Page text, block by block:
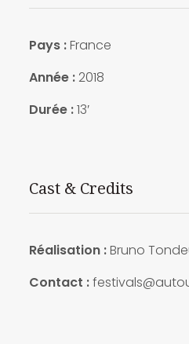
Pays :France
Année : 2018
Durée :13′
Cast & Credits
Réalisation :Bruno
Contact :